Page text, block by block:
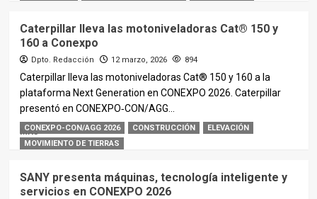
Caterpillar lleva las motoniveladoras Cat® 150 y
160 a Conexpo
Dpto. Redacción 12 marzo, 2026 894
Caterpillar lleva las motoniveladoras Cat® 150 y 160 a la
plataforma Next Generation en CONEXPO 2026. Caterpillar
presentó en CONEXPO‑CON/AGG...
MÁS
CONEXPO-CON/AGG 2026 CONSTRUCCIÓN
ELEVACIÓN
MOVIMIENTO DE TIERRAS
SANY presenta máquinas, tecnología inteligente y
servicios en CONEXPO 2026